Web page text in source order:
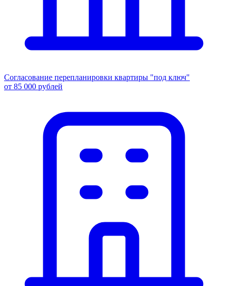
Согласование перепланировки квартиры "под ключ"
от 85 000 рублей